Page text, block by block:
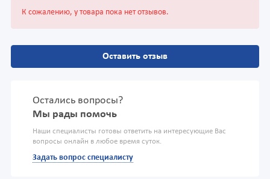
К сожалению, у товара пока нет отзывов.
Оставить отзыв
Остались вопросы?
Мы рады помочь
Наши специалисты готовы ответить на интересующие Вас
вопросы онлайн в любое время суток.
Задать вопрос специалисту